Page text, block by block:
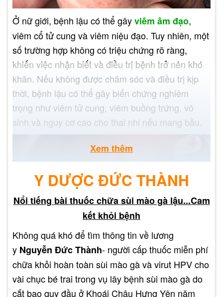
Ở nữ giới, bệnh lậu có thể gâyviêm âm đạo,
viêm cổ tử cung và viêm niệu đạo. Tuy nhiên, một
số trường hợp không có triệu chứng rõ ràng,
khiến việc nhận biết và điều trị bệnh trở nên khó
khăn. Nếu không được chăm sóc và điều trị kịp
thời, bệnh lậu có thể gây biến chứng nghiêm
trọng như viêm tử cung, viêm buồng trứng, vô
sinh và nguy cơ cao cho thai nhi nếu mang bầu.
Bệnh lậu có khả năng lây lan nhanh chóng thông
qua quan hệ tình dục không an toàn, bao gồm
Xem thêm
Y DƯỢC ĐỨC THÀNH
Nổi tiếng bài thuốc chữa sùi mào gà lậu...Cam
kết khỏi bệnh
Không quá khó để tìm thông tin về lương
y Nguyễn Đức Thành- người cấp thuốc miễn phí
chữa khỏi hoàn toàn sùi mào gà và virut HPV cho
vài chục bé trai trong vụ lây bệnh sùi mào gà do
cắt bao quy đầu ở Khoái Châu Hưng Yên năm